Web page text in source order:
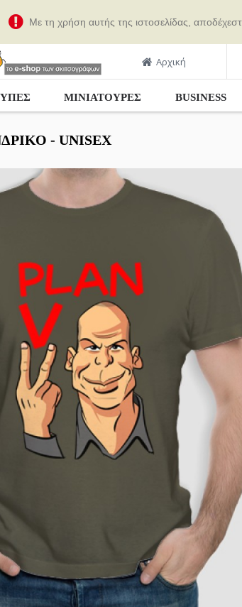
Με τη χρήση αυτής της ιστοσελίδας,
Αρχική
ΜΙΝΙΑΤΟΥΡΕΣ BUSINESS
- UNISEX